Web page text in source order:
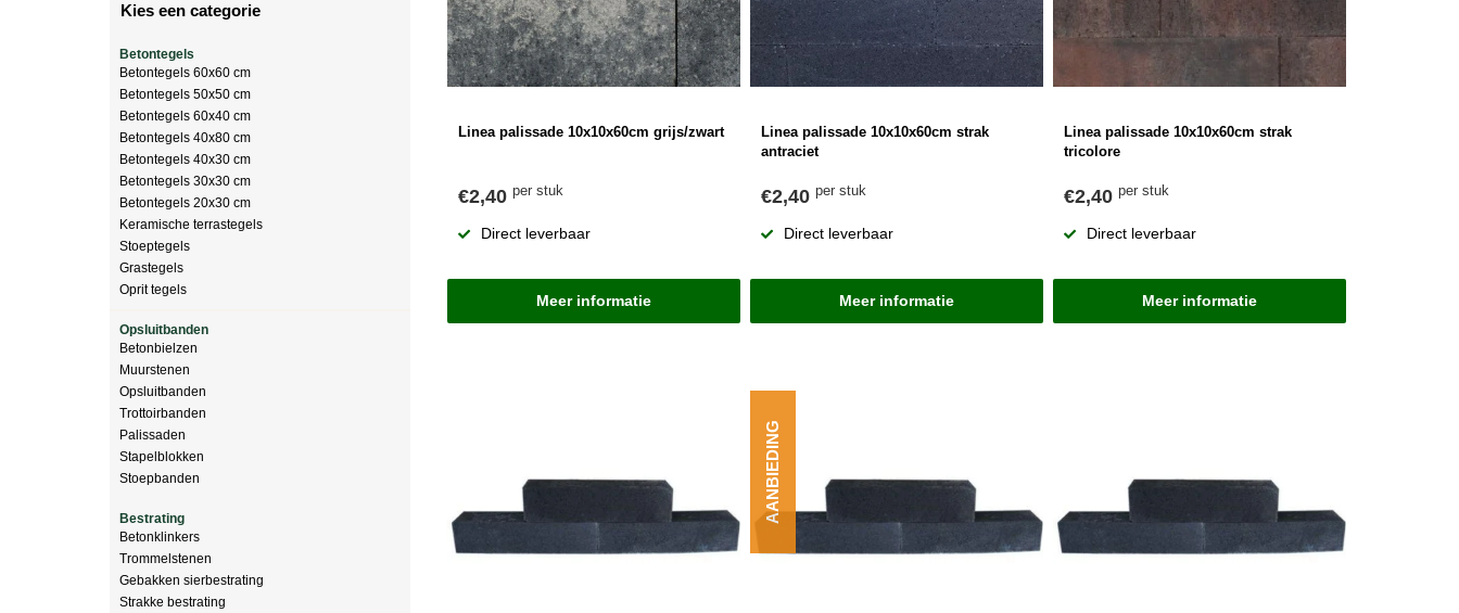
Kies een categorie
Betontegels
Betontegels 60x60 cm
Betontegels 50x50 cm
Betontegels 60x40 cm
Betontegels 40x80 cm
Betontegels 40x30 cm
Betontegels 30x30 cm
Betontegels 20x30 cm
Keramische terrastegels
Stoeptegels
Grastegels
Oprit tegels
Opsluitbanden
Betonbielzen
Muurstenen
Opsluitbanden
Trottoirbanden
Palissaden
Stapelblokken
Stoepbanden
Bestrating
Betonklinkers
Trommelstenen
Gebakken sierbestrating
Strakke bestrating
Linea palissade 10x10x60cm grijs/zwart
€2,40 per stuk
Direct leverbaar
Meer informatie
Linea palissade 10x10x60cm strak
antraciet
€2,40 per stuk
Direct leverbaar
Meer informatie
Linea palissade 10x10x60cm strak
tricolore
€2,40 per stuk
Direct leverbaar
Meer informatie
AANBIEDING